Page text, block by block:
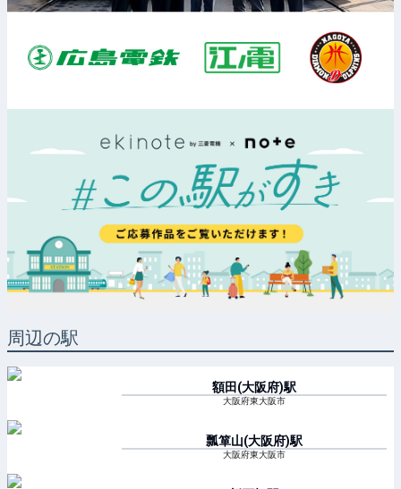
周辺の駅
額田(大阪府)駅
大阪府東大阪市
瓢箪山(大阪府)駅
大阪府東大阪市